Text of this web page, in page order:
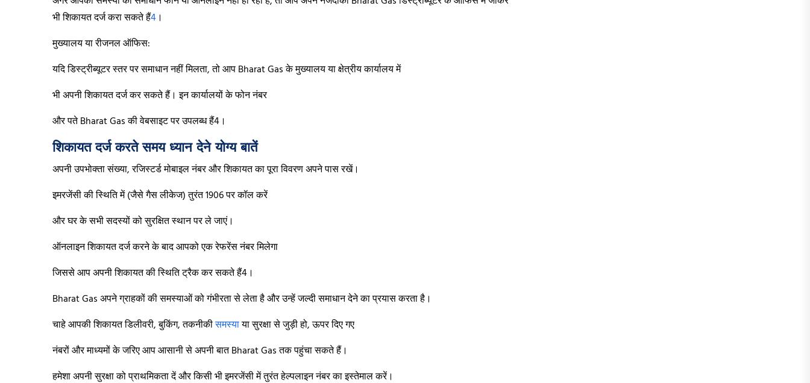
भी शिकायत दर्ज करा सकते हैं4 ।
मुख्यालय या रीजनल ऑफिस:
यदि डिस्ट्रीब्यूटर स्तर पर समाधान नहीं मिलता, तो आप Bharat Gas के मुख्यालय या क्षेत्रीय कार्यालय में
भी अपनी शिकायत दर्ज कर सकते हैं। इन कार्यालयों के फोन नंबर
और पते Bharat Gas की वेबसाइट पर उपलब्ध हैं4।
शिकायत दर्ज करते समय ध्यान देने योग्य बातें
अपनी उपभोक्ता संख्या, रजिस्टर्ड मोबाइल नंबर और शिकायत का पूरा विवरण अपने पास रखें।
इमरजेंसी की स्थिति में (जैसे गैस लीकेज) तुरंत 1906 पर कॉल करें
और घर के सभी सदस्यों को सुरक्षित स्थान पर ले जाएं।
ऑनलाइन शिकायत दर्ज करने के बाद आपको एक रेफरेंस नंबर मिलेगा
जिससे आप अपनी शिकायत की स्थिति ट्रैक कर सकते हैं4।
Bharat Gas अपने ग्राहकों की समस्याओं को गंभीरता से लेता है और उन्हें जल्दी समाधान देने का प्रयास करता है।
चाहे आपकी शिकायत डिलीवरी, बुकिंग, तकनीकीसमस्याया सुरक्षा से जुड़ी हो, ऊपर दिए गए
नंबरों और माध्यमों के जरिए आप आसानी से अपनी बात Bharat Gas तक पहुंचा सकते हैं।
हमेशा अपनी सुरक्षा को प्राथमिकता दें और किसी भी इमरजेंसी में तुरंत हेल्पलाइन नंबर का इस्तेमाल करें।